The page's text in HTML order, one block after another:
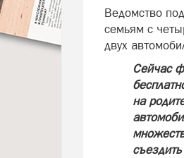
Ведомство
семьям с
двух
Сейчас
на